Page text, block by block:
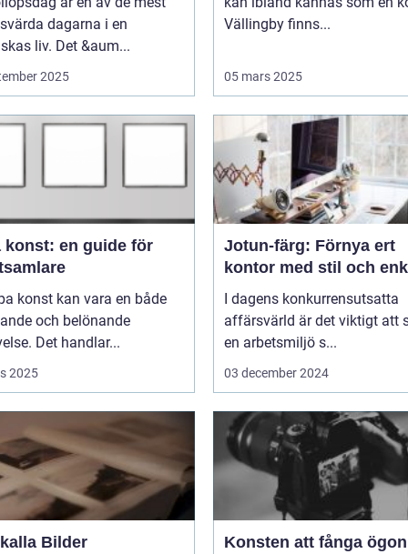
dagarna i en
liv. Det &aum...
2025
Vällingby finns...
05 mars 2025
konst: en guide för
konst kan vara en både
och belönande
Det handlar...
2025
Jotun-färg: Förnya ert
kontor med stil och
I dagens konkurrensutsatta
affärsvärld är det viktigt att
en arbetsmiljö s...
03 december 2024
Bilder
Konsten att fånga